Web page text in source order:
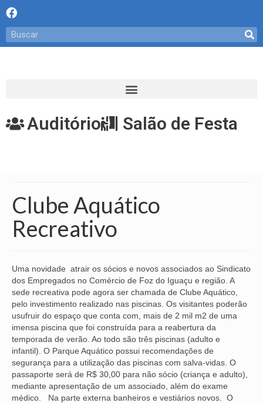
Auditório Salão de Festa
Clube Aquático
Recreativo
Uma novidade atrair os sócios e novos associados ao Sindicato
dos Empregados no Comércio de Foz do Iguaçu e região. A
sede recreativa pode agora ser chamada de Clube Aquático,
pelo investimento realizado nas piscinas. Os visitantes poderão
usufruir do espaço que conta com, mais de 2 mil m2 de uma
imensa piscina que foi construída para a reabertura da
temporada de verão. Ao todo são três piscinas (adulto e
infantil). O Parque Aquático possui recomendações de
segurança para a utilização das piscinas com salva-vidas. O
passaporte será de R$ 30,00 para não sócio (criança e adulto),
mediante apresentação de um associado, além do exame
médico. Na parte externa banheiros e vestiários novos. O